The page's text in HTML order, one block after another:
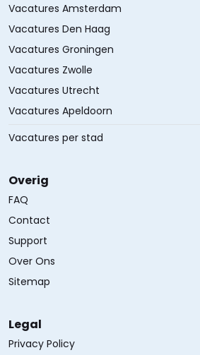
Vacatures Amsterdam
Vacatures Den Haag
Vacatures Groningen
Vacatures Zwolle
Vacatures Utrecht
Vacatures Apeldoorn
Vacatures per stad
Overig
FAQ
Contact
Support
Over Ons
Sitemap
Legal
Privacy Policy